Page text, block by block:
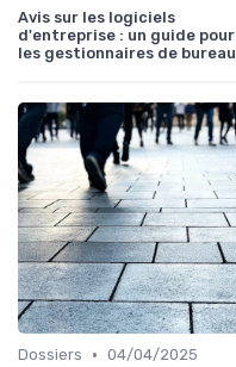
Avis sur les logiciels
d'entreprise : un guide pour
les gestionnaires de bureau
Dossiers • 04/04/2025